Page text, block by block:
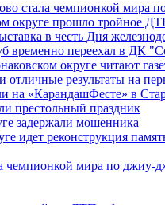
стала чемпионкой мира
округе прошло тройное
в честь Дня
временно переехал в ДК
округе читают
отличные результаты на
на «КарандашФесте» в
престольный праздник
задержали мошенника
идет реконструкция
чемпионкой мира по джиу-